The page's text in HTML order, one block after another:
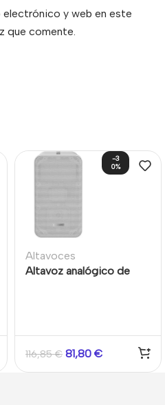
electrónico y web en este
que comente.
-3
0%
Altavoces
Altavoz analógico de
116,85€ 81,80 €